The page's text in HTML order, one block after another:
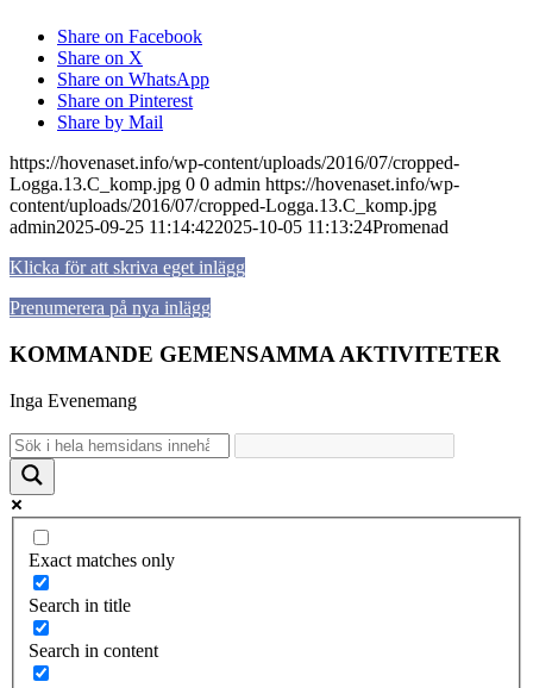
Share on Facebook
Share on X
Share on WhatsApp
Share on Pinterest
Share by Mail
https://hovenaset.info/wp-content/uploads/2016/07/cropped-
Logga.13.C_komp.jpg 0 0 admin https://hovenaset.info/wp-
content/uploads/2016/07/cropped-Logga.13.C_komp.jpg
admin2025-09-25 11:14:422025-10-05 11:13:24Promenad
Klicka för att skriva eget inlägg
Prenumerera på nya inlägg
KOMMANDE GEMENSAMMA AKTIVITETER
Inga Evenemang
Exact matches only
Search in title
Search in content